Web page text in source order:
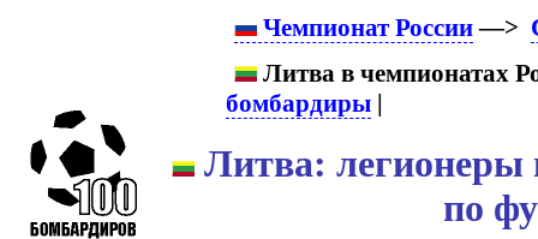
Чемпионат России—>
Литва в чемпионатах
бомбардиры |
Литва: легионеры
по